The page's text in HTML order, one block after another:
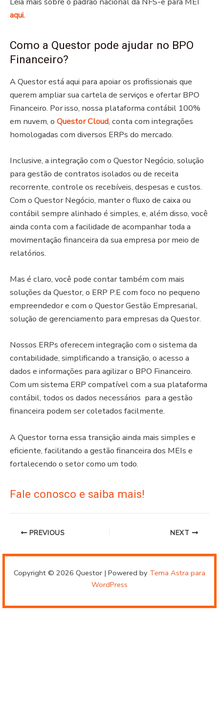
aqui.
Como a Questor pode ajudar no BPO
Financeiro?
A Questor está aqui para apoiar os profissionais que
querem ampliar sua cartela de serviços e ofertar BPO
Financeiro. Por isso, nossa plataforma contábil 100%
em nuvem, o Questor Cloud, conta com integrações
homologadas com diversos ERPs do mercado.
Inclusive, a integração com o Questor Negócio, solução
para gestão de contratos isolados ou de receita
recorrente, controle os recebíveis, despesas e custos.
Com o Questor Negócio, manter o fluxo de caixa ou
contábil sempre alinhado é simples, e, além disso, você
ainda conta com a facilidade de acompanhar toda a
movimentação financeira da sua empresa por meio de
relatórios.
Mas é claro, você pode contar também com mais
soluções da Questor, o ERP P.E com foco no pequeno
empreendedor e com o Questor Gestão Empresarial,
solução de gerenciamento para empresas da Questor.
Nossos ERPs oferecem integração com o sistema da
contabilidade, simplificando a transição, o acesso a
dados e informações para agilizar o BPO Financeiro.
Com um sistema ERP compatível com a sua plataforma
contábil, todos os dados necessários para a gestão
financeira podem ser coletados facilmente.
A Questor torna essa transição ainda mais simples e
eficiente, facilitando a gestão financeira dos MEIs e
fortalecendo o setor como um todo.
Fale conosco e saiba mais!
PREVIOUS NEXT
Copyright © 2026 Questor | Powered by Tema Astra para
WordPress